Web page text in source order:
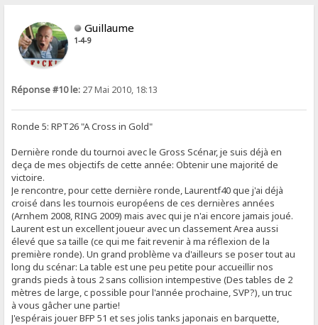
Guillaume
1-4-9
Réponse #10 le: 27 Mai 2010, 18:13
Ronde 5: RPT26 "A Cross in Gold"
Dernière ronde du tournoi avec le Gross Scénar, je suis déjà en
deça de mes objectifs de cette année: Obtenir une majorité de
victoire.
Je rencontre, pour cette dernière ronde, Laurentf40 que j'ai déjà
croisé dans les tournois européens de ces dernières années
(Arnhem 2008, RING 2009) mais avec qui je n'ai encore jamais joué.
Laurent est un excellent joueur avec un classement Area aussi
élevé que sa taille (ce qui me fait revenir à ma réflexion de la
première ronde). Un grand problème va d'ailleurs se poser tout au
long du scénar: La table est une peu petite pour accueillir nos
grands pieds à tous 2 sans collision intempestive (Des tables de 2
mètres de large, c possible pour l'année prochaine, SVP?), un truc
à vous gâcher une partie!
J'espérais jouer BFP 51 et ses jolis tanks japonais en barquette,